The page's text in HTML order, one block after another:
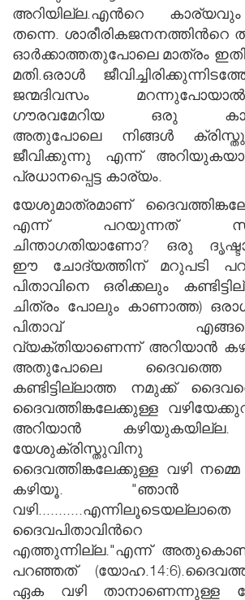
അറിയില്ല.എന്‍റെ
തന്നെ. ശാരീരികജനനത്തിന്‍റെ
ഓര്‍ക്കാത്തതുപോലെ മാത്രം
മതി.ഒരാള്‍
ജന്മദിവസം
ഗൗരവമേറിയ ഒരു
അതുപോലെ നിങ്ങള്‍
ജീവിക്കുന്നു എന്ന്
പ്രധാനപ്പെട്ട കാര്യം.
യേശുമാത്രമാണ്
എന്ന് പറയുന്നത്
ചിന്താഗതിയാണോ? ഒരു
ഈ ചോദ്യത്തിന് മറുപടി
പിതാവിനെ ഒരിക്കലും
ചിത്രം പോലും കാണാത്ത)
പിതാവ്
വ്യക്തിയാണെന്ന് അറിയാന്‍
അതുപോലെ ദൈവത്തെ
കണ്ടിട്ടില്ലാത്ത നമുക്ക്
ദൈവത്തിങ്കലേക്കുള്ള
അറിയാന്‍
യേശുക്രിസ്തുവിനു
ദൈവത്തിങ്കലേക്കുള്ള വഴി
കഴിയൂ. "ഞാന്‍
ദൈവപിതാവിന്‍റെ
എത്തുന്നില്ല."എന്ന്
പറഞ്ഞത്
ഏക വഴി താനാണെന്നുള്ള